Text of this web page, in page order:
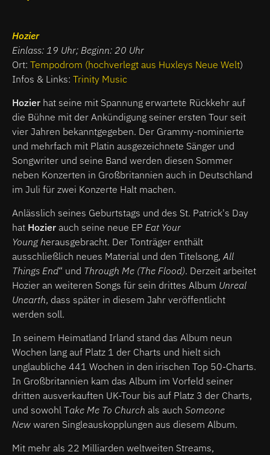
Hozier
Einlass: 19 Uhr; Beginn: 20 Uhr
Ort: Tempodrom (hochverlegt aus Huxleys Neue Welt)
Infos & Links: Trinity Music
Hozier hat seine mit Spannung erwartete Rückkehr auf
die Bühne mit der Ankündigung seiner ersten Tour seit
vier Jahren bekanntgegeben. Der Grammy-nominierte
und mehrfach mit Platin ausgezeichnete Sänger und
Songwriter und seine Band werden diesen Sommer
neben Konzerten in Großbritannien auch in Deutschland
im Juli für zwei Konzerte Halt machen.
Anlässlich seines Geburtstags und des St. Patrick's Day
hat Hozier auch seine neue EP Eat Your
Young herausgebracht. Der Tonträger enthält
ausschließlich neues Material und den Titelsong, All
Things End“ und Through Me (The Flood). Derzeit arbeitet
Hozier an weiteren Songs für sein drittes Album Unreal
Unearth, dass später in diesem Jahr veröffentlicht
werden soll.
In seinem Heimatland Irland stand das Album neun
Wochen lang auf Platz 1 der Charts und hielt sich
unglaubliche 441 Wochen in den irischen Top 50-Charts.
In Großbritannien kam das Album im Vorfeld seiner
dritten ausverkauften UK-Tour bis auf Platz 3 der Charts,
und sowohl Take Me To Church als auch Someone
New waren Singleauskopplungen aus diesem Album.
Mit mehr als 22 Milliarden weltweiten Streams,